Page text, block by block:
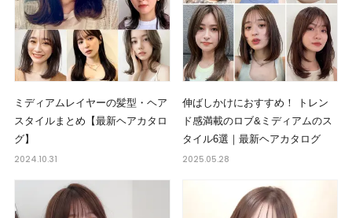
ミディアムレイヤーの髪型・ヘア
スタイルまとめ【最新ヘアカタロ
グ】
2024.10.31
伸ばしかけにおすすめ！ トレン
ド感満載のロブ&ミディアムのス
タイル6選｜最新ヘアカタログ
2025.05.28